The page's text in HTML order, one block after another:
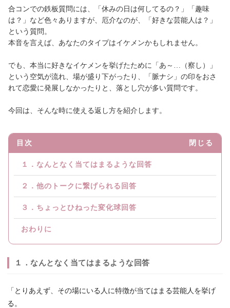
合コンでの鉄板質問には、「休みの日は何してるの？」「趣味
は？」など色々ありますが、厄介なのが、「好きな芸能人は？」
という質問。
本音を言えば、あなたのタイプはイケメンかもしれません。
でも、本当に好きなイケメンを挙げたために「あ～…（察し）」
という空気が流れ、場が盛り下がったり、「脈ナシ」の印をおさ
れて恋愛に発展しなかったりと、落とし穴が多い質問です。
今回は、そんな時に使える返し方を紹介します。
目次 閉じる
１．なんとなく当てはまるような回答
２．他のトークに繋げられる回答
３．ちょっとひねった変化球回答
おわりに
１．なんとなく当てはまるような回答
「とりあえず、その場にいる人に特徴が当てはまる芸能人を挙げ
る。